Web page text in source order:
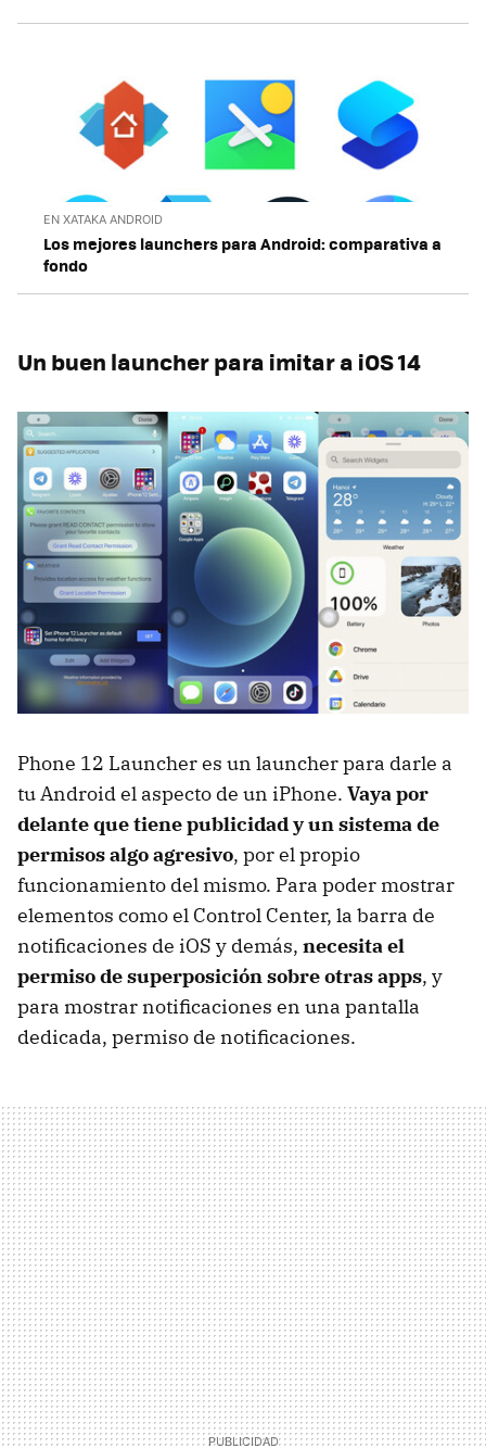
EN XATAKA ANDROID
Los mejores launchers para Android: comparativa a
fondo
Un buen launcher para imitar a iOS 14
Phone 12 Launcher es un launcher para darle a
tu Android el aspecto de un iPhone. Vaya por
delante que tiene publicidad y un sistema de
permisos algo agresivo, por el propio
funcionamiento del mismo. Para poder mostrar
elementos como el Control Center, la barra de
notificaciones de iOS y demás, necesita el
permiso de superposición sobre otras apps, y
para mostrar notificaciones en una pantalla
dedicada, permiso de notificaciones.